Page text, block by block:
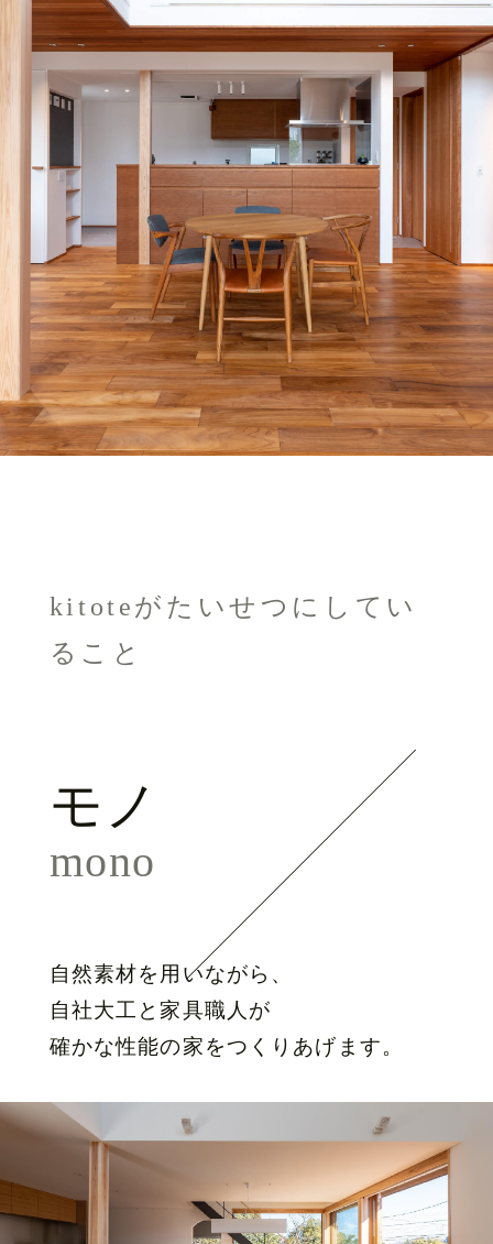
kitoteがたいせつにしてい
ること
モノ
mono
自然素材を用いながら、
自社大工と家具職人が
確かな性能の家をつくりあげます。